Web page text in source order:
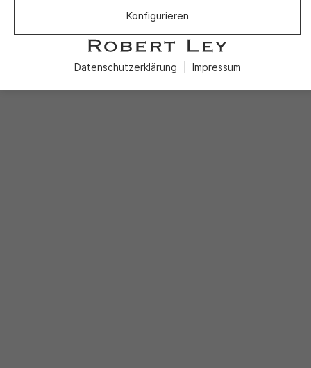
Konfigurieren
Datenschutzerklärung Impressum